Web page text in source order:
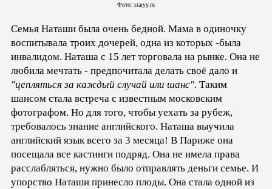
Фото: staryy.ru
Семья Наташи была очень бедной. Мама в одиночку
воспитывала троих дочерей, одна из которых -была
инвалидом. Наташа с 15 лет торговала на рынке. Она не
любила мечтать - предпочитала делать своё дало и
"цепляться за каждый случай или шанс". Таким
шансом стала встреча с известным московским
фотографом. Но для того, чтобы уехать за рубеж,
требовалось знание английского. Наташа выучила
английский язык всего за 3 месяца! В Париже она
посещала все кастинги подряд. Она не имела права
расслабляться, нужно было отправлять деньги семье. И
упорство Наташи принесло плоды. Она стала одной из